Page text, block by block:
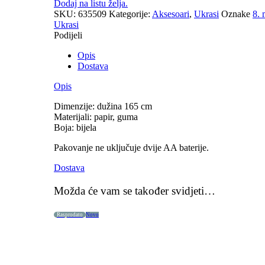
Dodaj na listu želja.
SKU: 635509 Kategorije: Aksesoari, Ukrasi Oznake 8.
Ukrasi
Podijeli
Opis
Dostava
Opis
Dimenzije: dužina 165 cm
Materijali: papir, guma
Boja: bijela
Pakovanje ne uključuje dvije AA baterije.
Dostava
Možda će vam se također svidjeti…
Rasprodato Novo